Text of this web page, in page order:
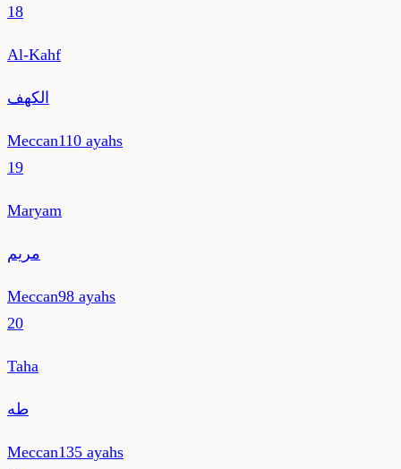
18
Al-Kahf
الكهف
Meccan110 ayahs
19
Maryam
مريم
Meccan98 ayahs
20
Taha
طه
Meccan135 ayahs